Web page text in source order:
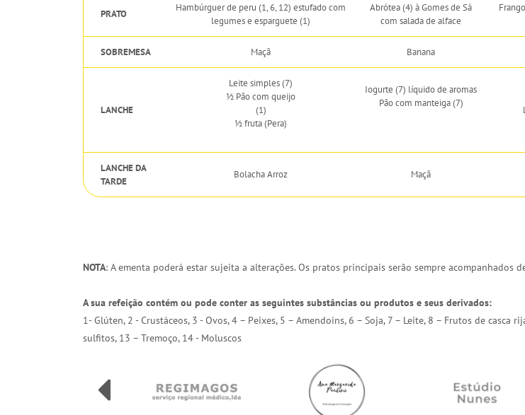
PRATO
Hambúrguer de peru (1, 6, 12) estufado com
legumes e esparguete (1)
Abrótea (4) à Gomes de Sá
com salada de alface
SOBREMESA Maçã Banana
LANCHE
Leite simples (7)
½ Pão com queijo
(1)
½ fruta (Pera)
Iogurte (7) líquido de aromas
Pão com manteiga (7)
LANCHE DA
TARDE
Bolacha Arroz Maçã
NOTA: A ementa poderá estar sujeita a alterações. Os pratos principais serão sempre acompanhados
A sua refeição contém ou pode conter as seguintes substâncias ou produtos e seus derivados:
1- Glúten, 2 - Crustáceos, 3 - Ovos, 4 – Peixes, 5 – Amendoins, 6 – Soja, 7 – Leite, 8 – Frutos de
sulfitos, 13 – Tremoço, 14 - Moluscos